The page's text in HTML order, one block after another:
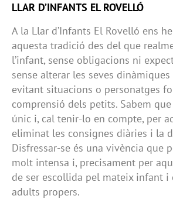
LLAR D’INFANTS EL ROVELLÓ
A la Llar d’Infants El Rovelló ens
aquesta tradició des del que
l’infant, sense obligacions ni
sense alterar les seves
evitant situacions o personatges
comprensió dels petits. Sabem
únic i, cal tenir-lo en compte, per
eliminat les consignes diàries i la
Disfressar-se és una vivència que
molt intensa i, precisament per
de ser escollida pel mateix infant i
adults propers.